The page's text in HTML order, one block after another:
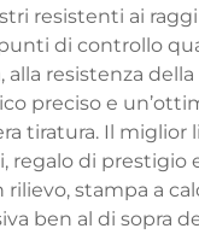
resistenti ai
di controllo
resistenza
preciso e
tiratura. Il
di
stampa a
ben al di sopra